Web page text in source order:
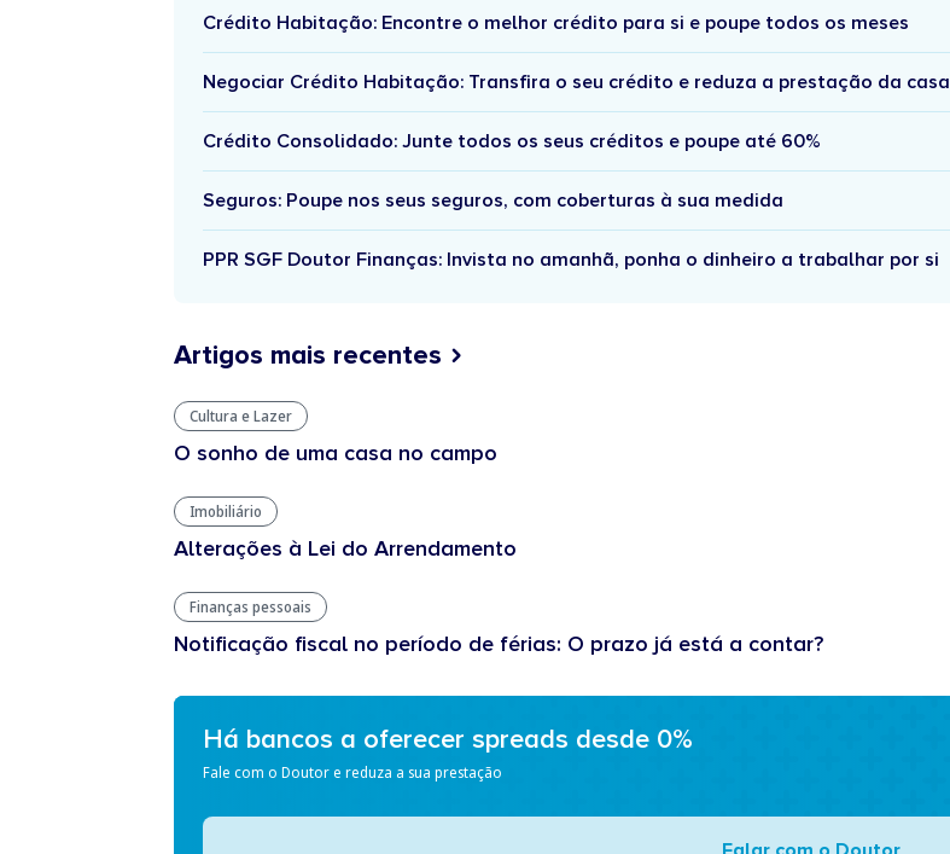
Crédito Habitação: Encontre o melhor crédito para si e poupe todos os meses
Negociar Crédito Habitação: Transfira o seu crédito e reduza a prestação da casa
Crédito Consolidado: Junte todos os seus créditos e poupe até 60%
Seguros: Poupe nos seus seguros, com coberturas à sua medida
PPR SGF Doutor Finanças: Invista no amanhã, ponha o dinheiro a trabalhar por si
Artigos mais recentes
Cultura e Lazer
O sonho de uma casa no campo
Imobiliário
Alterações à Lei do Arrendamento
Finanças pessoais
Notificação fiscal no período de férias: O prazo já está a contar?
Há bancos a oferecer spreads desde 0%
Fale com o Doutor e reduza a sua prestação